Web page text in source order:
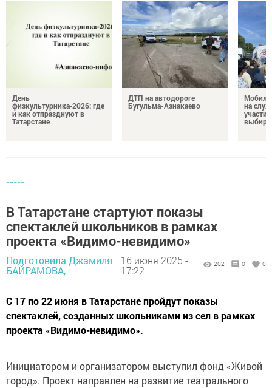
День
физкультурника‑2026: где
и как отпразднуют в
Татарстане
ДТП на автодороге
Бугульма-Азнакаево
на
-----
В Татарстане стартуют показы
спектаклей школьников в рамках
проекта «Видимо-невидимо»
Подготовила Джамиля
БАЙРАМОВА,
16 июня 2025 -
17:22
202 0 0
С 17 по 22 июня в Татарстане пройдут показы
спектаклей, созданных школьниками из сел в рамках
проекта «Видимо-невидимо».
Инициатором и организатором выступил фонд «Живой
город». Проект направлен на развитие театрального